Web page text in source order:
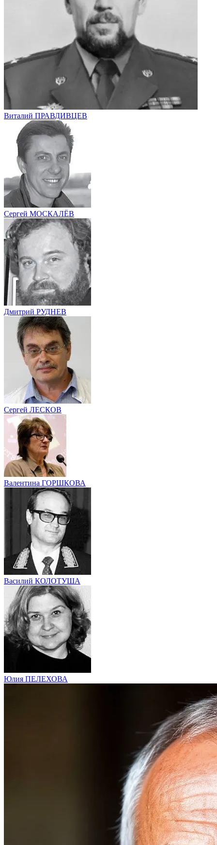
Виталий ПРАВДИВЦЕВ
Сергей МОСКАЛЁВ
Дмитрий РУДНЕВ
Сергей ЛЕСКОВ
Валентина ГОРШКОВА
Василий КОЛОТУША
Юлия ПЕЛЕХОВА